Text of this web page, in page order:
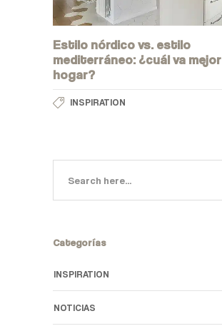
Estilo nórdico vs. estilo
mediterráneo: ¿cuál va
hogar?
INSPIRATION
Categorías
INSPIRATION
NOTICIAS